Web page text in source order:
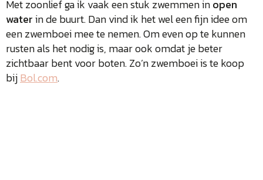
Met zoonlief ga ik vaak een stuk zwemmen inopen
waterin de buurt. Dan vind ik het wel een fijn idee om
een zwemboei mee te nemen. Om even op te kunnen
rusten als het nodig is, maar ook omdat je beter
zichtbaar bent voor boten. Zo’n zwemboei is te koop
bijBol.com.